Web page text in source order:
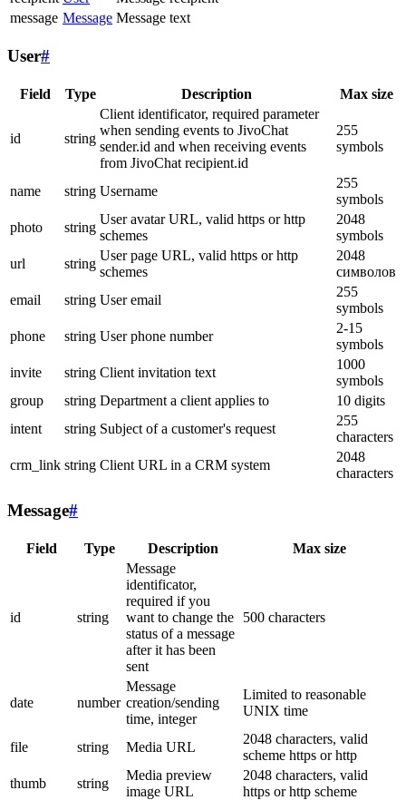
message Message Message text
User#
Field Type Description Max size
id string
Client identificator, required parameter
when sending events to JivoChat
sender.id and when receiving events
from JivoChat recipient.id
255
symbols
name string Username
255
symbols
photo
string
User avatar URL, valid https or http
schemes
2048
symbols
url
string
User page URL, valid https or http
schemes
2048
символов
email
string User email
255
symbols
phone
string User phone number
2-15
symbols
invite
string Client invitation text
1000
symbols
group
string Department a client applies to
10 digits
intent
string Subject of a customer's request
255
characters
crm_link string Client URL in a CRM system
2048
characters
Message#
Field Type Description Max size
id string
Message
identificator,
required if you
want to change the
status of a message
after it has been
sent
500 characters
date number
Message
creation/sending
time, integer
Limited to reasonable
UNIX time
file string Media URL
2048 characters, valid
scheme https or http
thumb
string
Media preview
image URL
2048 characters, valid
https or http scheme